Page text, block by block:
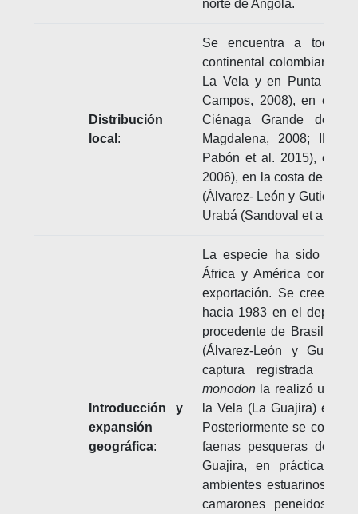
norte de Angola.
Distribución
local :
Se encuentra a todo
continental colombiana,
La Vela y en Punta
Campos, 2008), en el
Ciénaga Grande de
Magdalena, 2008;
Pabón et al. 2015), en
2006), en la costa de
(Álvarez- León y
Urabá (Sandoval et al.,
Introducción y
expansión
geográfica:
La especie ha sido
África y América con
exportación. Se cree
hacia 1983 en el
procedente de Brasil,
(Álvarez-León y
captura registrada de
monodon la realizó un
la Vela (La Guajira) en
Posteriormente se
faenas pesqueras
Guajira, en
ambientes estuarinos
camarones peneidos.